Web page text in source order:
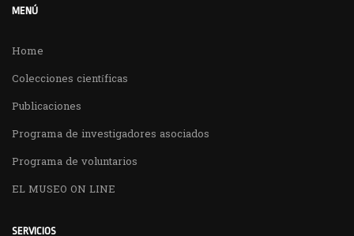
MENÚ
Home
Colecciones científicas
Publicaciones
Programa de investigadores asociados
Programa de voluntarios
EL MUSEO ON LINE
SERVICIOS